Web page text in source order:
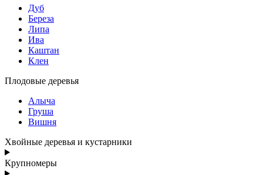
Дуб
Береза
Липа
Ива
Каштан
Клен
Плодовые деревья
Алыча
Груша
Вишня
Хвойные деревья и кустарники
Крупномеры